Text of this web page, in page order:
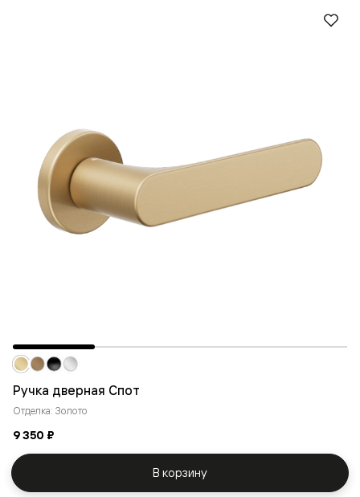
Ручка дверная Спот
Отделка: Золото
9 350 ₽
В корзину